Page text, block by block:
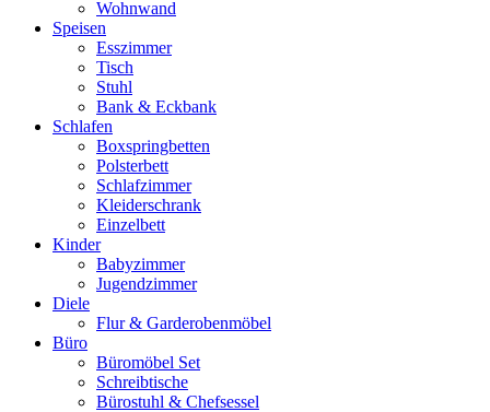
Wohnwand
Speisen
Esszimmer
Tisch
Stuhl
Bank & Eckbank
Schlafen
Boxspringbetten
Polsterbett
Schlafzimmer
Kleiderschrank
Einzelbett
Kinder
Babyzimmer
Jugendzimmer
Diele
Flur & Garderobenmöbel
Büro
Büromöbel Set
Schreibtische
Bürostuhl & Chefsessel